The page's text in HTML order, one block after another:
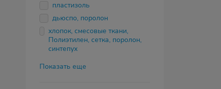
пластизоль
дьюспо, поролон
хлопок, смесовые ткани,
Полиэтилен, сетка, поролон,
синтепух
Показать еще